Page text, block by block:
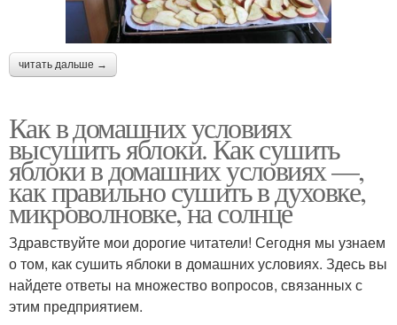
читать дальше →
Как в домашних условиях
высушить яблоки. Как сушить
яблоки в домашних условиях —,
как правильно сушить в духовке,
микроволновке, на солнце
Здравствуйте мои дорогие читатели! Сегодня мы узнаем
о том, как сушить яблоки в домашних условиях. Здесь вы
найдете ответы на множество вопросов, связанных с
этим предприятием.